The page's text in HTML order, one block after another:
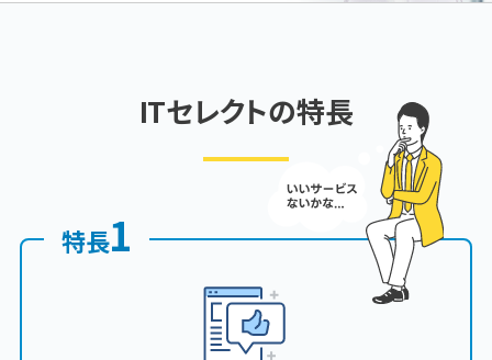
ITセレクトの特長
特長1